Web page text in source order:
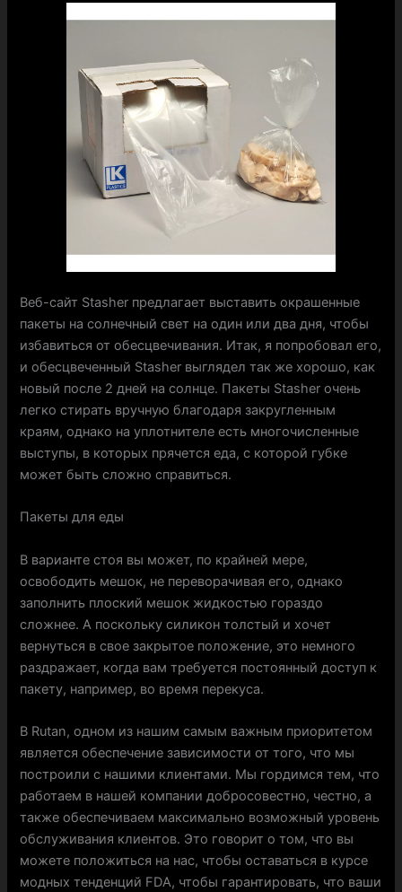
Веб-сайт Stasher предлагает выставить окрашенные
пакеты на солнечный свет на один или два дня, чтобы
избавиться от обесцвечивания. Итак, я попробовал его,
и обесцвеченный Stasher выглядел так же хорошо, как
новый после 2 дней на солнце. Пакеты Stasher очень
легко стирать вручную благодаря закругленным
краям, однако на уплотнителе есть многочисленные
выступы, в которых прячется еда, с которой губке
может быть сложно справиться.
Пакеты для еды
В варианте стоя вы может, по крайней мере,
освободить мешок, не переворачивая его, однако
заполнить плоский мешок жидкостью гораздо
сложнее. А поскольку силикон толстый и хочет
вернуться в свое закрытое положение, это немного
раздражает, когда вам требуется постоянный доступ к
пакету, например, во время перекуса.
В Rutan, одном из нашим самым важным приоритетом
является обеспечение зависимости от того, что мы
построили с нашими клиентами. Мы гордимся тем, что
работаем в нашей компании добросовестно, честно, а
также обеспечиваем максимально возможный уровень
обслуживания клиентов. Это говорит о том, что вы
можете положиться на нас, чтобы оставаться в курсе
модных тенденций FDA, чтобы гарантировать, что ваши